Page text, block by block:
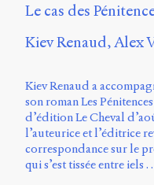
En
ligne
Université
de
Sherbrooke
Campus
de
Le cas des
Kiev Renaud Alex
Kiev Renaud a
son roman Les
d’édition Le Cheval
l’auteurice et l’éditrice
correspondance sur le
qui s’est tissée entre iels